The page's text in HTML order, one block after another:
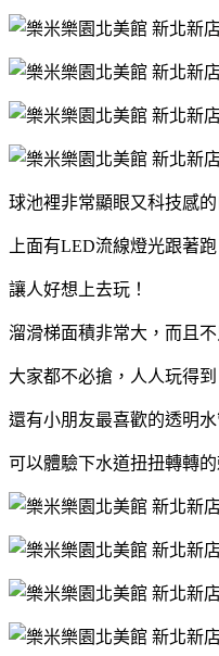
球池裡非常顯眼又科技感
上面有LED流線燈光跟著跑
讓人好想上去玩！
溜滑梯面積非常大，而且
大家都不必搶，人人玩得到
還有小朋友最喜歡的透明
可以體驗下水道扭扭轉轉